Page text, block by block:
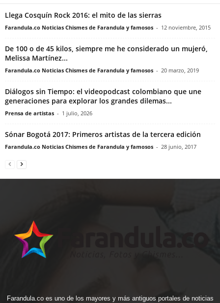
Llega Cosquín Rock 2016: el mito de las sierras
Farandula.co Noticias Chismes de Farandula y famosos - 12 noviembre, 2015
De 100 o de 45 kilos, siempre me he considerado un mujeró,
Melissa Martínez...
Farandula.co Noticias Chismes de Farandula y famosos - 20 marzo, 2019
Diálogos sin Tiempo: el videopodcast colombiano que une
generaciones para explorar los grandes dilemas...
Prensa de artistas - 1 julio, 2026
Sónar Bogotá 2017: Primeros artistas de la tercera edición
Farandula.co Noticias Chismes de Farandula y famosos - 28 junio, 2017
Farandula.co es uno de los mayores y más antiguos portales de noticias